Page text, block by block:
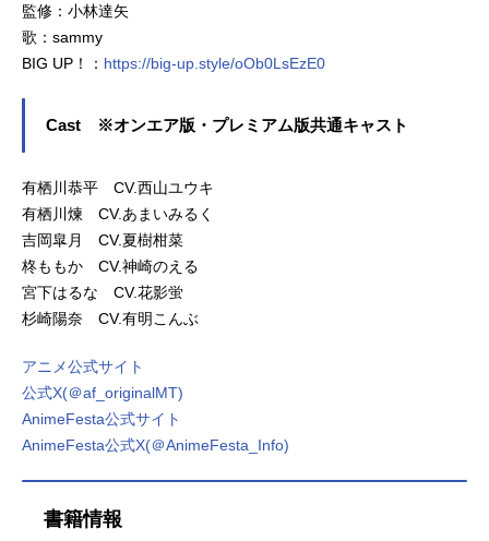
監修：小林達矢
歌：sammy
BIG UP！： https://big-up.style/oOb0LsEzE0
Cast ※オンエア版・プレミアム版共通キャスト
有栖川恭平 CV.西山ユウキ
有栖川煉 CV.あまいみるく
吉岡皐月 CV.夏樹柑菜
柊ももか CV.神崎のえる
宮下はるな CV.花影蛍
杉崎陽奈 CV.有明こんぶ
アニメ公式サイト
公式X(＠af_originalMT)
AnimeFesta公式サイト
AnimeFesta公式X(＠AnimeFesta_Info)
書籍情報